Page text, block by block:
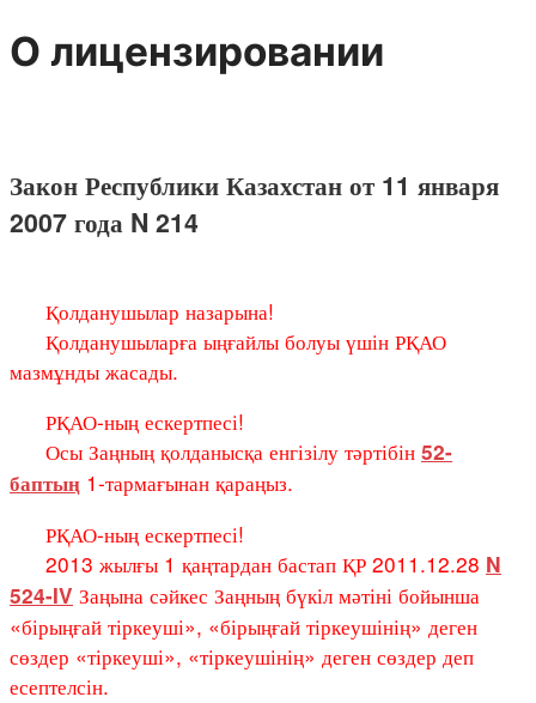
О лицензировании
Закон Республики Казахстан от 11 января
2007 года N 214
Қолданушылар назарына!
Қолданушыларға ыңғайлы болуы үшін РҚАО
мазмұнды жасады.
РҚАО-ның ескертпесі!
Осы Заңның қолданысқа енгізілу тәртібін 52-
баптың 1-тармағынан қараңыз.
РҚАО-ның ескертпесі!
2013 жылғы 1 қаңтардан бастап ҚР 2011.12.28 N
524-IV Заңына сәйкес Заңның бүкіл мәтіні бойынша
«бірыңғай тіркеуші», «бірыңғай тіркеушінің» деген
сөздер «тіркеуші», «тіркеушінің» деген сөздер деп
есептелсін.